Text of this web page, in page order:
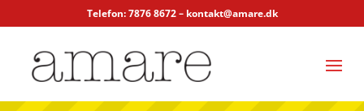
Telefon: 7876 8672 – kontakt@amare.dk